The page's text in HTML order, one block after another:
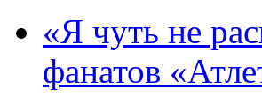
«Я чуть не
фанатов